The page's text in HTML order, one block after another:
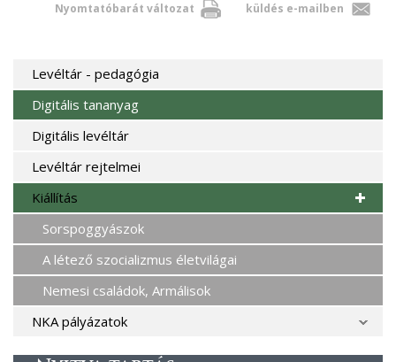
Nyomtatóbarát változat küldés e-mailben
Levéltár - pedagógia
Digitális tananyag
Digitális levéltár
Levéltár rejtelmei
Kiállítás
Sorspoggyászok
A létező szocializmus életvilágai
Nemesi családok, Armálisok
NKA pályázatok